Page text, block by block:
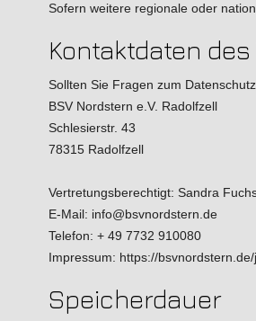
Sofern weitere regionale oder
Kontaktdaten
Sollten Sie Fragen zum
BSV Nordstern e.V. Radolfzell
Schlesierstr. 43
78315 Radolfzell
Vertretungsberechtigt: Sandra
E-Mail: info@bsvnordstern.de
Telefon: + 49 7732 910080
Impressum: https://
Speicherdauer